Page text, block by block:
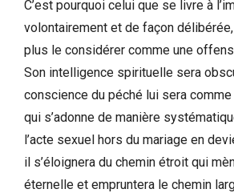
C’est pourquoi celui que se livre à
volontairement et de façon
plus le considérer comme une
Son intelligence spirituelle sera
conscience du péché lui sera
qui s’adonne de manière
l’acte sexuel hors du mariage en
il s’éloignera du chemin étroit qui
éternelle et empruntera le chemin